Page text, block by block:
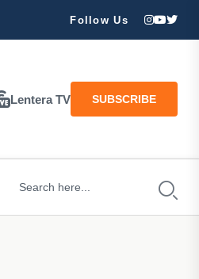
Pohon Roboh, Sungai
Follow Us
Lentera TV SUBSCRIBE